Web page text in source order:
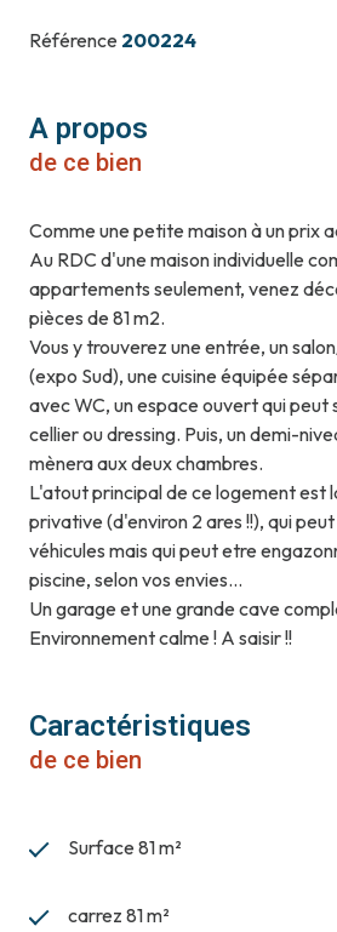
Référence 200224
A propos
de ce bien
Comme une petite maison à un prix
Au RDC d'une maison individuelle
appartements seulement, venez
pièces de 81 m2.
Vous y trouverez une entrée, un
(expo Sud), une cuisine équipée
avec WC, un espace ouvert qui peut
cellier ou dressing. Puis, un demi-
mènera aux deux chambres.
L'atout principal de ce logement est
privative (d'environ 2 ares !!), qui
véhicules mais qui peut etre
piscine, selon vos envies...
Un garage et une grande cave
Environnement calme ! A saisir !!
Caractéristiques
de ce bien
Surface 81 m²
carrez 81 m²